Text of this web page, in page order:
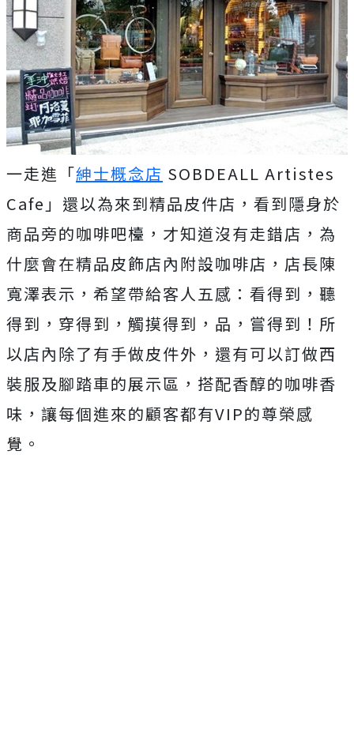
一走進「紳士概念店 SOBDEALL Artistes
Cafe」還以為來到精品皮件店，看到隱身於
商品旁的咖啡吧檯，才知道沒有走錯店，為
什麼會在精品皮飾店內附設咖啡店，店長陳
寬澤表示，希望帶給客人五感：看得到，聽
得到，穿得到，觸摸得到，品，嘗得到！所
以店內除了有手做皮件外，還有可以訂做西
裝服及腳踏車的展示區，搭配香醇的咖啡香
味，讓每個進來的顧客都有VIP的尊榮感
覺。